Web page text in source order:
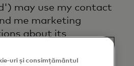
may use my contact
me marketing
about its
topical business
uri și consimțământul